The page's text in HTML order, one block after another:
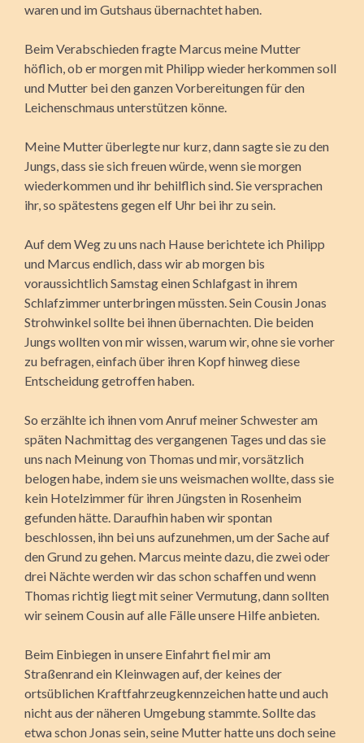
waren und im Gutshaus übernachtet haben.
Beim Verabschieden fragte Marcus meine Mutter
höflich, ob er morgen mit Philipp wieder herkommen soll
und Mutter bei den ganzen Vorbereitungen für den
Leichenschmaus unterstützen könne.
Meine Mutter überlegte nur kurz, dann sagte sie zu den
Jungs, dass sie sich freuen würde, wenn sie morgen
wiederkommen und ihr behilflich sind. Sie versprachen
ihr, so spätestens gegen elf Uhr bei ihr zu sein.
Auf dem Weg zu uns nach Hause berichtete ich Philipp
und Marcus endlich, dass wir ab morgen bis
voraussichtlich Samstag einen Schlaf­gast in ihrem
Schlafzimmer unterbringen müssten. Sein Cousin Jonas
Strohwinkel sollte bei ihnen übernachten. Die beiden
Jungs wollten von mir wissen, warum wir, ohne sie vorher
zu befragen, einfach über ihren Kopf hinweg diese
Entscheidung getroffen haben.
So erzählte ich ihnen vom Anruf meiner Schwester am
späten Nach­mittag des vergangenen Tages und das sie
uns nach Meinung von Thomas und mir, vorsätzlich
belogen habe, indem sie uns weismachen wollte, dass sie
kein Hotelzimmer für ihren Jüngsten in Rosenheim
gefunden hätte. Daraufhin haben wir spontan
beschlossen, ihn bei uns aufzunehmen, um der Sache auf
den Grund zu gehen. Marcus meinte dazu, die zwei oder
drei Nächte werden wir das schon schaffen und wenn
Thomas richtig liegt mit seiner Vermutung, dann sollten
wir seinem Cousin auf alle Fälle unsere Hilfe anbieten.
Beim Einbiegen in unsere Einfahrt fiel mir am
Straßenrand ein Kleinwagen auf, der keines der
ortsüblichen Kraftfahrzeugkennzeichen hatte und auch
nicht aus der näheren Umgebung stammte. Sollte das
etwa schon Jonas sein, seine Mutter hatte uns doch seine